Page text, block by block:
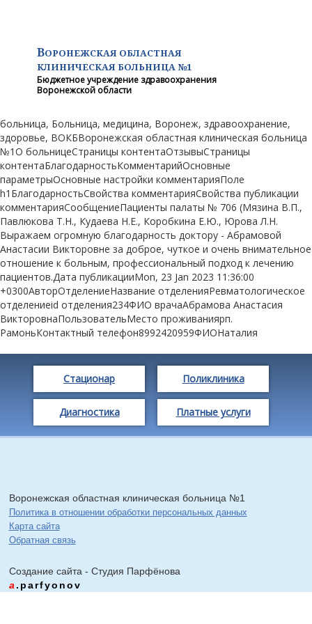
ВОРОНЕЖСКАЯ ОБЛАСТНАЯ
КЛИНИЧЕСКАЯ БОЛЬНИЦА №1
Бюджетное учреждение здравоохранения
Воронежской области
больница, Больница, медицина, Воронеж, здравоохранение,
здоровье, ВОКБВоронежская областная клиническая больница
№1О больницеСтраницы контентаОтзывыСтраницы
контентаБлагодарностьКомментарийОсновные
параметрыОсновные настройки комментарияПоле
h1БлагодарностьСвойства комментарияСвойства публикации
комментарияСообщениеПациенты палаты № 706 (Мязина В.П.,
Павлюкова Т.Н., Кудаева Н.Е., Коробкина Е.Ю., Юрова Л.Н.
Выражаем огромную благодарность доктору - Абрамовой
Анастасии Викторовне за доброе, чуткое и очень внимательное
отношение к больным, профессиональный подход к лечению
пациентов.Дата публикацииMon, 23 Jan 2023 11:36:00
+0300АвторОтделениеНазвание отделенияРевматологическое
отделениеid отделения234ФИО врачаАбрамова Анастасия
ВикторовнаПользовательМесто проживаниярп.
РамоньКонтактный телефон8992420959ФИОНаталия
Стационар Поликлиника
Диагностика Платные услуги
Воронежская областная клиническая больница №1
Политика в отношении обработки персональных данных
Карта сайта
Обратная связь
Создание сайта - Cтудия Парфёнова
a .parfyonov